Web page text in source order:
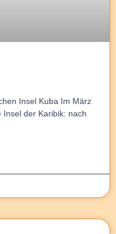
Insel Kuba Im März
der Karibik: nach